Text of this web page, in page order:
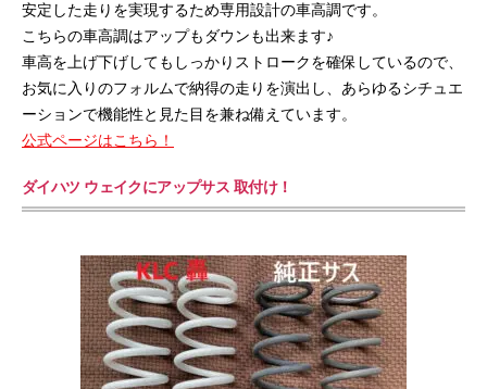
安定した走りを実現するため専用設計の車高調です。
こちらの車高調はアップもダウンも出来ます♪
車高を上げ下げしてもしっかりストロークを確保しているので、
お気に入りのフォルムで納得の走りを演出し、あらゆるシチュエ
ーションで機能性と見た目を兼ね備えています。
公式ページはこちら！
ダイハツ ウェイクにアップサス 取付け！